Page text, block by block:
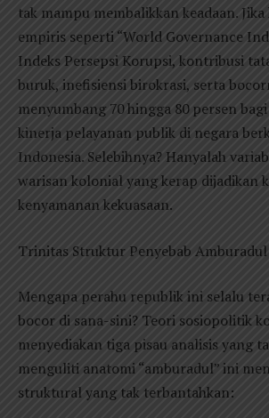
tak mampu membalikkan keadaan.
empiris seperti “World Governance
Indeks Persepsi Korupsi, kontribusi
buruk, inefisiensi birokrasi, serta
menyumbang 70 hingga 80 persen
kinerja pelayanan publik di negara
Indonesia. Selebihnya? Hanyalah
warisan kolonial yang kerap dijadikan
kenyamanan kekuasaan.
Trinitas Struktur Penyebab Amburadul
Mengapa perahu republik ini selalu
bocor di sana-sini? Teori sosiopolitik
menyediakan tiga pisau analisis yang
menguliti anatomi “amburadul” ini
struktural yang tak terbantahkan: